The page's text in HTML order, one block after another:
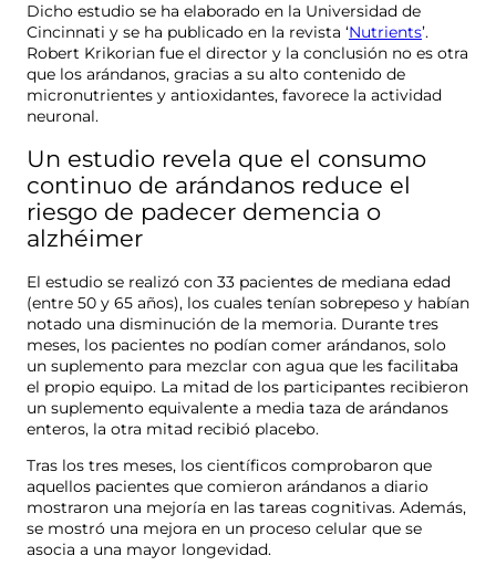
Dicho estudio se ha elaborado en la Universidad de
Cincinnati y se ha publicado en la revista ‘Nutrients’.
Robert Krikorian fue el director y la conclusión no es otra
que los arándanos, gracias a su alto contenido de
micronutrientes y antioxidantes, favorece la actividad
neuronal.
Un estudio revela que el consumo
continuo de arándanos reduce el
riesgo de padecer demencia o
alzhéimer
El estudio se realizó con 33 pacientes de mediana edad
(entre 50 y 65 años), los cuales tenían sobrepeso y habían
notado una disminución de la memoria. Durante tres
meses, los pacientes no podían comer arándanos, solo
un suplemento para mezclar con agua que les facilitaba
el propio equipo. La mitad de los participantes recibieron
un suplemento equivalente a media taza de arándanos
enteros, la otra mitad recibió placebo.
Tras los tres meses, los científicos comprobaron que
aquellos pacientes que comieron arándanos a diario
mostraron una mejoría en las tareas cognitivas. Además,
se mostró una mejora en un proceso celular que se
asocia a una mayor longevidad.